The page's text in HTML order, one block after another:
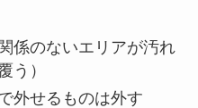
係のないエリアが汚れ
う）
外せるものは外す